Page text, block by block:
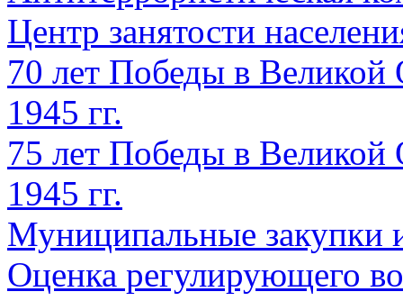
Центр занятости
70 лет Победы в Великой
1945 гг.
75 лет Победы в Великой
1945 гг.
Муниципальные закупки
Оценка регулирующего